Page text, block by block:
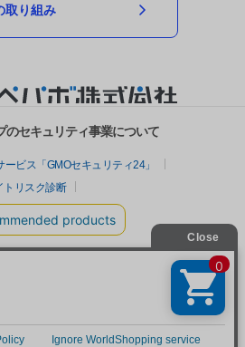
取り組み
のセキュリティ事業について
ビス「GMOセキュリティ24」
トリスク診断
ト
セキュリティ byイエラエ）